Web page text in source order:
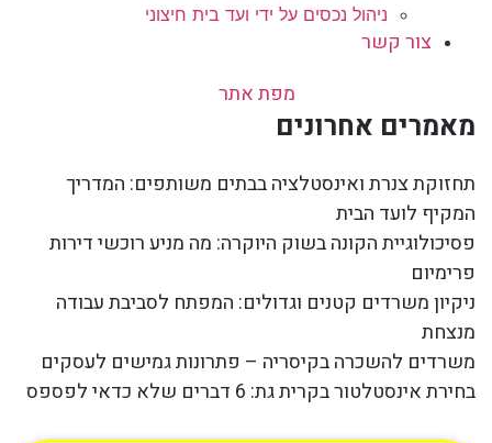
ניהול נכסים על ידי ועד בית חיצוני
צור קשר
מפת אתר
מאמרים אחרונים
תחזוקת צנרת ואינסטלציה בבתים משותפים: המדריך
המקיף לועד הבית
פסיכולוגיית הקונה בשוק היוקרה: מה מניע רוכשי דירות
פרימיום
ניקיון משרדים קטנים וגדולים: המפתח לסביבת עבודה
מנצחת
משרדים להשכרה בקיסריה – פתרונות גמישים לעסקים
בחירת אינסטלטור בקרית גת: 6 דברים שלא כדאי לפספס